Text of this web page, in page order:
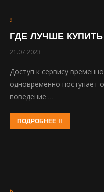
9
ГДЕ ЛУЧШЕ
21.07.2023
Доступ к сервису
одновременно поступает
поведение …
ПОДРОБНЕЕ